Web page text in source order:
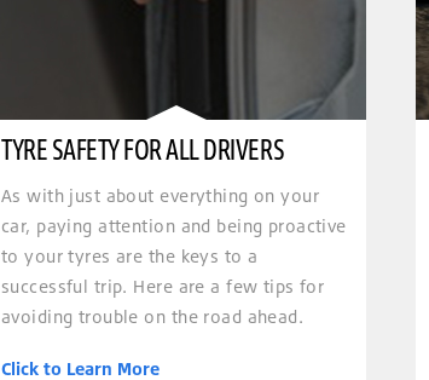
TYRE SAFETY FOR ALL DRIVERS
As with just about everything on your
car, paying attention and being proactive
to your tyres are the keys to a
successful trip. Here are a few tips for
avoiding trouble on the road ahead.
Click to Learn More